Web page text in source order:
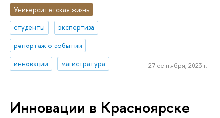
Университетская жизнь
студенты
экспертиза
репортаж о событии
инновации
магистратура 27 сентября, 2023 г.
Инновации в Красноярске